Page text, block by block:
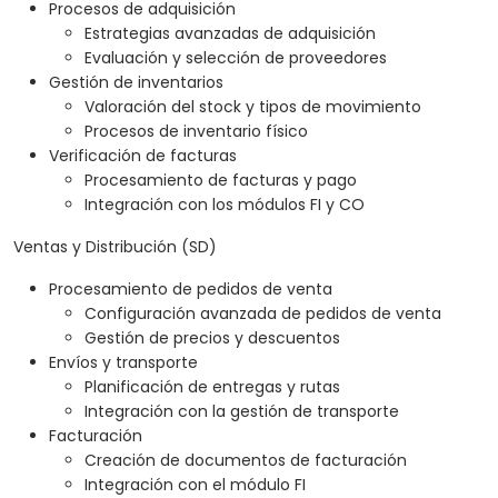
Procesos de adquisición
Estrategias avanzadas de adquisición
Evaluación y selección de proveedores
Gestión de inventarios
Valoración del stock y tipos de movimiento
Procesos de inventario físico
Verificación de facturas
Procesamiento de facturas y pago
Integración con los módulos FI y CO
Ventas y Distribución (SD)
Procesamiento de pedidos de venta
Configuración avanzada de pedidos de venta
Gestión de precios y descuentos
Envíos y transporte
Planificación de entregas y rutas
Integración con la gestión de transporte
Facturación
Creación de documentos de facturación
Integración con el módulo FI